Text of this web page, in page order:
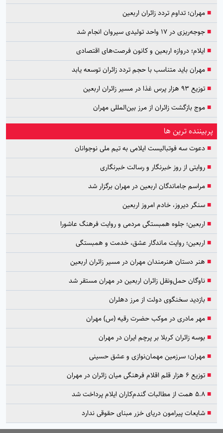
■مهران؛ تداوم تردد زائران اربعین
■جوجه‌ریزی در ۱۷ واحد تولیدی سیروان انجام شد
■ ایلام؛ دروازه اربعین و کانون فرصت‌های اقتصادی
■مهران باید متناسب با حجم تردد زائران توسعه یابد
■توزیع ۹۳ هزار پرس غذا در مسیر زائران اربعین
■موج بازگشت زائران از مرز بین‌المللی مهران
پربیننده ترین ها
■دعوت سه فوتبالیست ایلامی به تیم ملی نوجوانان
■روایتی از روز خبرنگار و رسالت خبرنگاری
■مراسم جاماندگان اربعین در مهران برگزار شد
■سنگر دیروز، خادم امروز اربعین
■ اربعین؛ جلوه همبستگی مردمی و روایت فرهنگ عاشورا
■ اربعین؛ روایت ماندگار عشق، خدمت و همبستگی
■ هنر دستان هنرمندان مهران در مسیر زائران اربعین
■ناوگان حمل‌ونقل زائران اربعین در مهران مستقر شد
■بازدید سخنگوی دولت از مرز دهلران
■مهر مادری در موکب حضرت رقیه (س) مهران
■بوسه زائران کربلا بر پرچم ایران در مهران
■مهران؛ سرزمین مهمان‌نوازی و عشق حسینی
■توزیع ۶ هزار قلم اقلام فرهنگی میان زائران در مهران
■۵.۸ همت از مطالبات گندم‌کاران ایلام پرداخت شد
■شایعات پیرامون دریای خزر مبنای حقوقی ندارد